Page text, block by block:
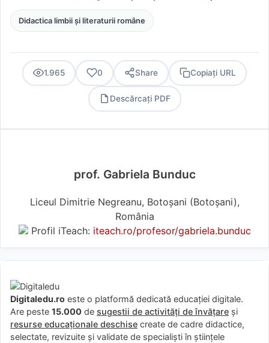
Didactica limbii și literaturii române
1.965 0 Share Copiați URL
Descărcați PDF
prof. Gabriela Bunduc
Liceul Dimitrie Negreanu, Botoșani (Botoşani),
România
Profil iTeach: iteach.ro/profesor/gabriela.bunduc
Digitaledu.ro este o platformă dedicată educației digitale.
Are peste 15.000 de sugestii de activități de învățare și
resurse educaționale deschise create de cadre didactice,
selectate, revizuite și validate de specialiști în științele